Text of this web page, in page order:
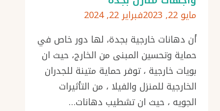
–
مقاول
دهانات
جده
–
افضل
مايو 22, 2023
فبراير 22, 2024
أن دهانات خارجية بجدة، لها دور خاص في
حماية وتحسين المبنى من الخارج، حيث ان
بويات خارجية ، توفر حماية متينة للجدران
الخارجية للمنزل والفيلا ، من التأثيرات
الجويه ، حيث ان تشطيب دهانات…